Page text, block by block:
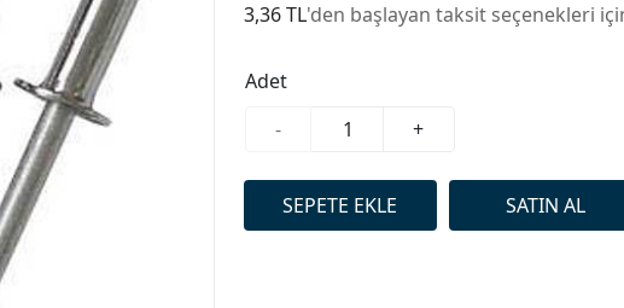
3,36 TL'den başlayan taksit seçenekleri
Adet
-
+